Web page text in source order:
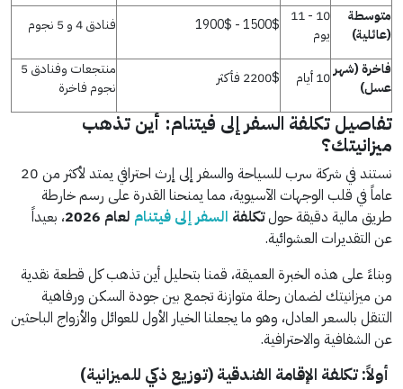
متوسطة
(عائلية)
10 - 11
يوم
1500$ - 1900$ فنادق 4 و 5 نجوم
فاخرة (شهر
عسل)
10 أيام 2200$ فأكثر
منتجعات وفنادق 5
نجوم فاخرة
تفاصيل تكلفة السفر إلى فيتنام: أين تذهب
ميزانيتك؟
نستند في شركة سرب للسياحة والسفر إلى إرث احترافي يمتد لأكثر من 20
عاماً في قلب الوجهات الآسيوية، مما يمنحنا القدرة على رسم خارطة
طريق مالية دقيقة حولتكلفة السفر إلى فيتنام لعام 2026
، بعيداً
عن التقديرات العشوائية.
وبناءً على هذه الخبرة العميقة، قمنا بتحليل أين تذهب كل قطعة نقدية
من ميزانيتك لضمان رحلة متوازنة تجمع بين جودة السكن ورفاهية
التنقل بالسعر العادل، وهو ما يجعلنا الخيار الأول للعوائل والأزواج الباحثين
عن الشفافية والاحترافية.
أولاً: تكلفة الإقامة الفندقية (توزيع ذكي للميزانية)